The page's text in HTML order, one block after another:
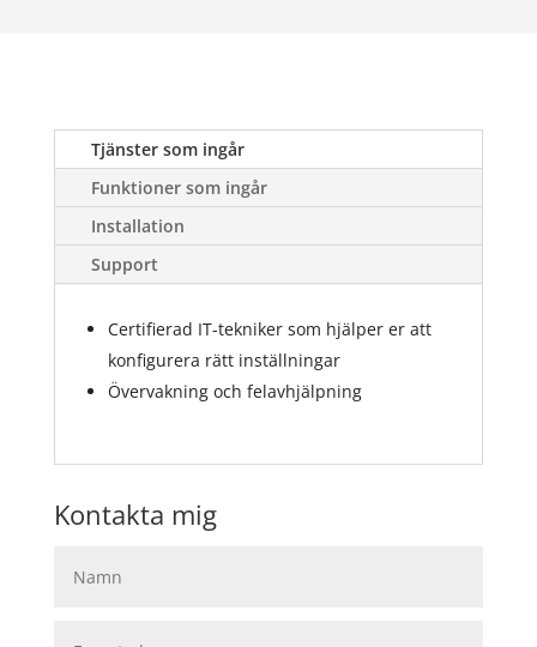
Tjänster som ingår
Funktioner som ingår
Installation
Support
Certifierad IT-tekniker som hjälper er att
konfigurera rätt inställningar
Övervakning och felavhjälpning
Kontakta mig